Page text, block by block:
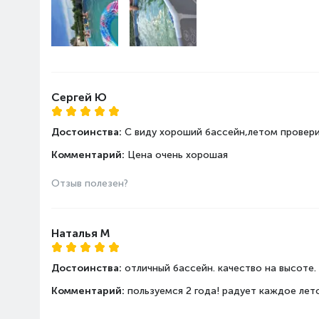
надёжности и долговечности благодаря
фильтр-насос, который позволяет
Сергей Ю
Достоинства: С виду хороший бассейн,летом
Комментарий: Цена очень хорошая
Отзыв полезен?
Наталья М
Достоинства: отличный бассейн. качество на высоте.
Комментарий: пользуемся 2 года! радует каждое